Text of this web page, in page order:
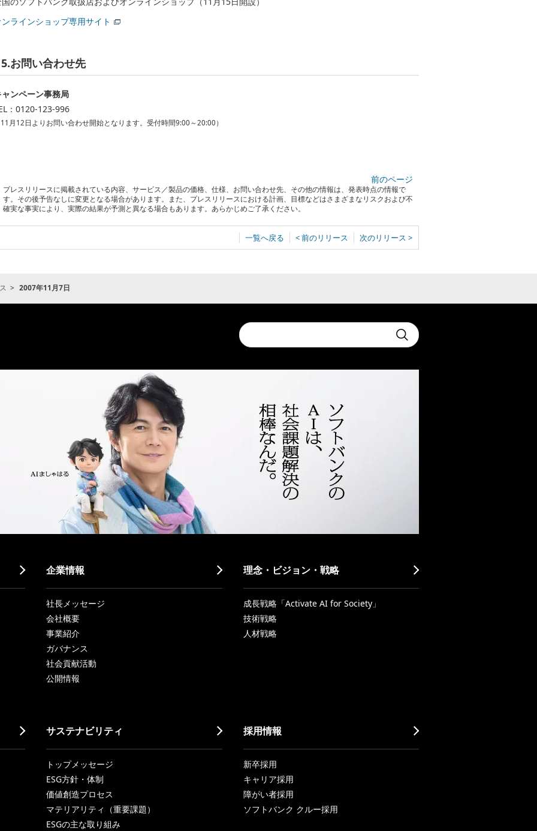
ンラインショップ専用サイト
5.お問い合わせ先
ャンペーン事務局
：0120-123-996
11月12日よりお問い合わせ開始となります。受付時間9:00～20:00）
前のページ
プレスリリースに掲載されている内容、サービス／製品の価格、仕様、お問い合わせ先、その他の情報は、発表時点の情報で
す。その後予告なしに変更となる場合があります。また、プレスリリースにおける計画、目標などはさまざまなリスクおよび不
確実な事実により、実際の結果が予測と異なる場合もあります。あらかじめご了承ください。
一覧へ戻る < 前のリリース 次のリリース >
2007年11月7日
Conduct
a
search
Submit
企業情報
社長メッセージ
会社概要
事業紹介
ガバナンス
社会貢献活動
公開情報
理念・ビジョン・戦略
成長戦略「Activate AI for Society」
技術戦略
人材戦略
サステナビリティ
トップメッセージ
ESG方針・体制
価値創造プロセス
マテリアリティ（重要課題）
ESGの主な取り組み
採用情報
新卒採用
キャリア採用
障がい者採用
ソフトバンク クルー採用